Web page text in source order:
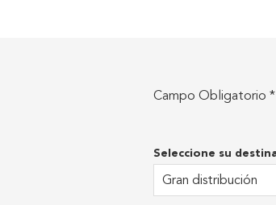
Campo Obligatorio *
Seleccione su
Gran distribución